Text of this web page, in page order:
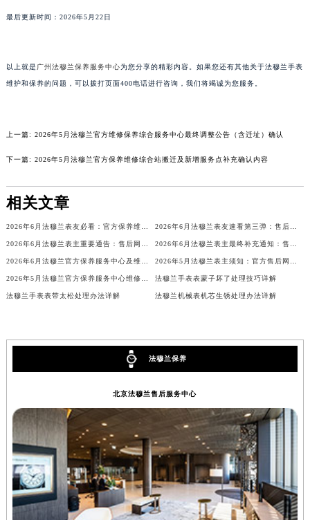
最后更新时间：2026年5月22日
以上就是 广州法穆兰保养服务中心为您分享的精彩内容。如果您还有其他关于法穆兰手表
维护和保养的问题，可以拨打页面400电话进行咨询，我们将竭诚为您服务。
上一篇: 2026年5月法穆兰官方维修保养综合服务中心最终调整公告（含迁址）确认
下一篇: 2026年5月法穆兰官方保养维修综合站搬迁及新增服务点补充确认内容
相关文章
法穆兰手表表蒙子坏了处理技巧详解
法穆兰手表表带太松处理办法详解 法穆兰机械表机芯生锈处理办法详解
法穆兰保养
北京法穆兰售后服务中心